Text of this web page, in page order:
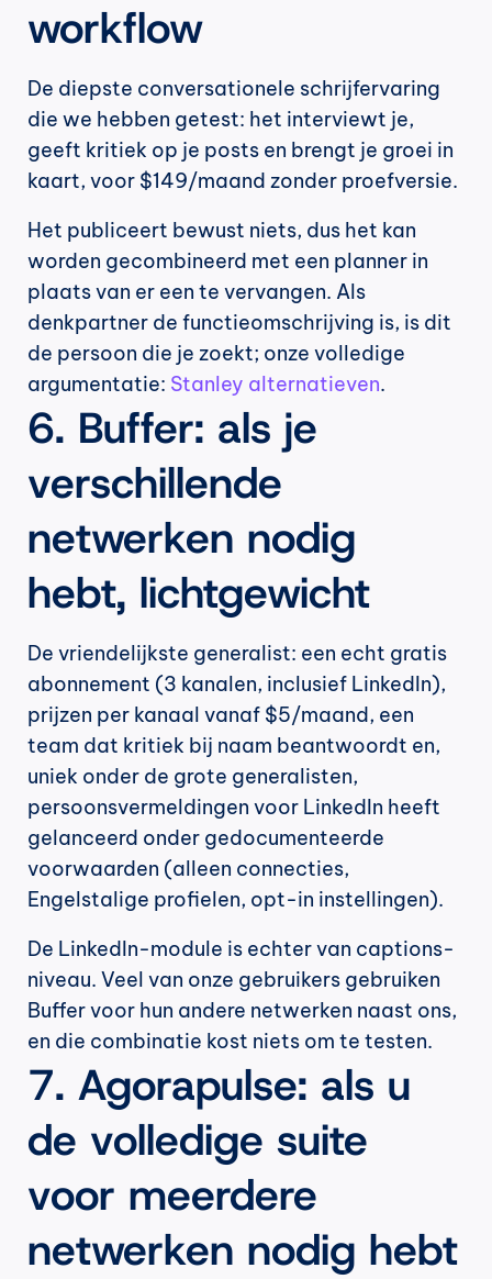
workflow
De diepste conversationele schrijfervaring
die we hebben getest: het interviewt je,
geeft kritiek op je posts en brengt je groei in
kaart, voor $149/maand zonder proefversie.
Het publiceert bewust niets, dus het kan
worden gecombineerd met een planner in
plaats van er een te vervangen. Als
denkpartner de functieomschrijving is, is dit
de persoon die je zoekt; onze volledige
argumentatie: Stanley alternatieven.
6. Buffer: als je
verschillende
netwerken nodig
hebt, lichtgewicht
De vriendelijkste generalist: een echt gratis
abonnement (3 kanalen, inclusief LinkedIn),
prijzen per kanaal vanaf $5/maand, een
team dat kritiek bij naam beantwoordt en,
uniek onder de grote generalisten,
persoonsvermeldingen voor LinkedIn heeft
gelanceerd onder gedocumenteerde
voorwaarden (alleen connecties,
Engelstalige profielen, opt-in instellingen).
De LinkedIn-module is echter van captions-
niveau. Veel van onze gebruikers gebruiken
Buffer voor hun andere netwerken naast ons,
en die combinatie kost niets om te testen.
7. Agorapulse: als u
de volledige suite
voor meerdere
netwerken nodig hebt